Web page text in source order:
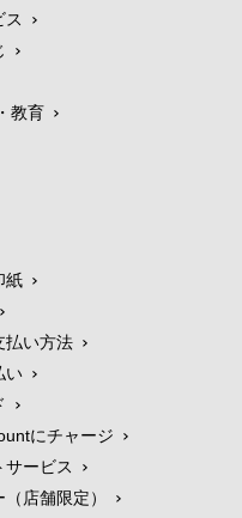
ス
教育
紙
払い方法
い
にチャージ
サービス
店舗限定）